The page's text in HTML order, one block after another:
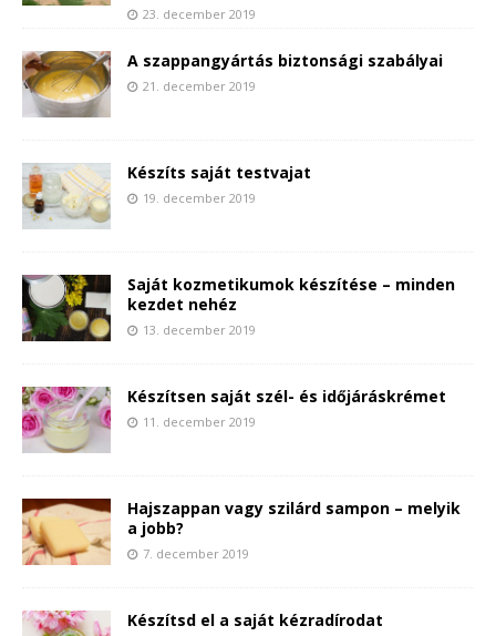
23. december 2019
A szappangyártás biztonsági szabályai
21. december 2019
Készíts saját testvajat
19. december 2019
Saját kozmetikumok készítése – minden
kezdet nehéz
13. december 2019
Készítsen saját szél- és időjáráskrémet
11. december 2019
Hajszappan vagy szilárd sampon – melyik
a jobb?
7. december 2019
Készítsd el a saját kézradírodat